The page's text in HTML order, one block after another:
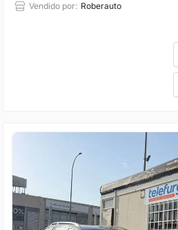
Vendido por: Roberauto